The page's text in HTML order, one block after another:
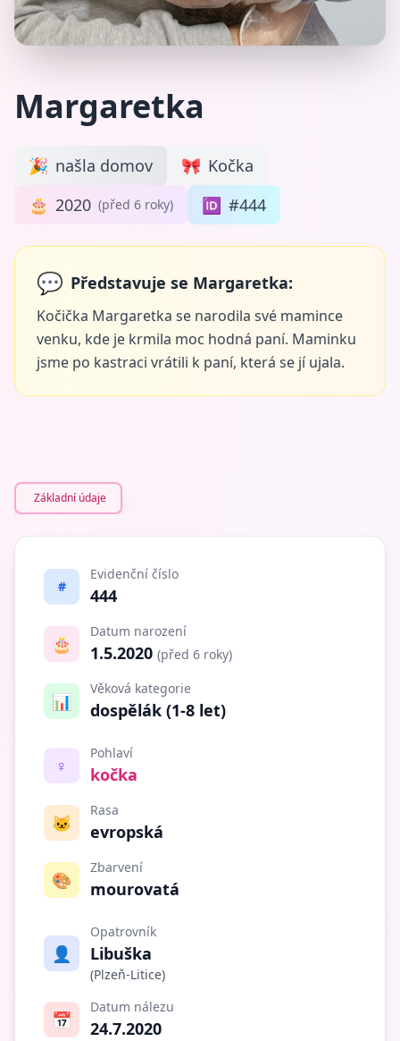
Margaretka
🎉 našla domov 🎀 Kočka
🎂 2020 (před 6 roky) 🆔 #444
💬 Představuje se Margaretka:
Kočička Margaretka se narodila své mamince
venku, kde je krmila moc hodná paní. Maminku
jsme po kastraci vrátili k paní, která se jí ujala.
Základní údaje
#
Evidenční číslo
444
🎂
Datum narození
1.5.2020 (před 6 roky)
📊
Věková kategorie
dospělák (1-8 let)
♀️
Pohlaví
kočka
🐱
Rasa
evropská
🎨
Zbarvení
mourovatá
👤
Opatrovník
Libuška
(Plzeň-Litice)
📅
Datum nálezu
24.7.2020